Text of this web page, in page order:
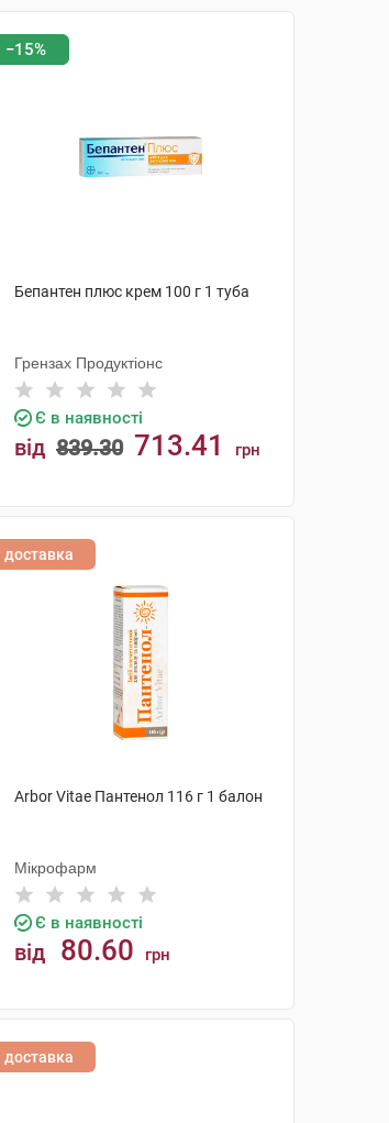
−15%
Бепантен плюс крем 100 г 1 туба
Грензах Продуктіонс
Є в наявності
від 839.30 713.41 грн
доставка
Arbor Vitae Пантенол 116 г 1 балон
Мікрофарм
Є в наявності
від 80.60 грн
доставка